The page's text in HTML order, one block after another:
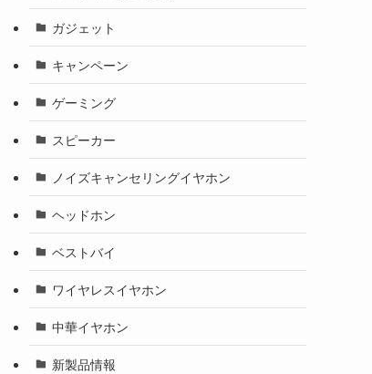
ガジェット
キャンペーン
ゲーミング
スピーカー
ノイズキャンセリングイヤホン
ヘッドホン
ベストバイ
ワイヤレスイヤホン
中華イヤホン
新製品情報